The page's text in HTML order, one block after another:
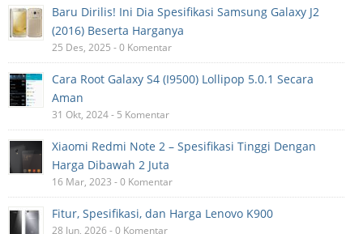
Baru Dirilis! Ini Dia Spesifikasi Samsung Galaxy J2
(2016) Beserta Harganya
25 Des, 2025 - 0 Komentar
Cara Root Galaxy S4 (I9500) Lollipop 5.0.1 Secara
Aman
31 Okt, 2024 - 5 Komentar
Xiaomi Redmi Note 2 – Spesifikasi Tinggi Dengan
Harga Dibawah 2 Juta
16 Mar, 2023 - 0 Komentar
Fitur, Spesifikasi, dan Harga Lenovo K900
28 Jun, 2026 - 0 Komentar